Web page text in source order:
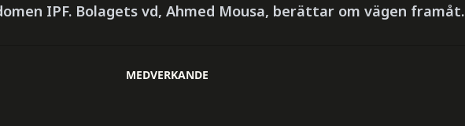
IPF. Bolagets vd, Ahmed Mousa, berättar om vägen framåt.
MEDVERKANDE